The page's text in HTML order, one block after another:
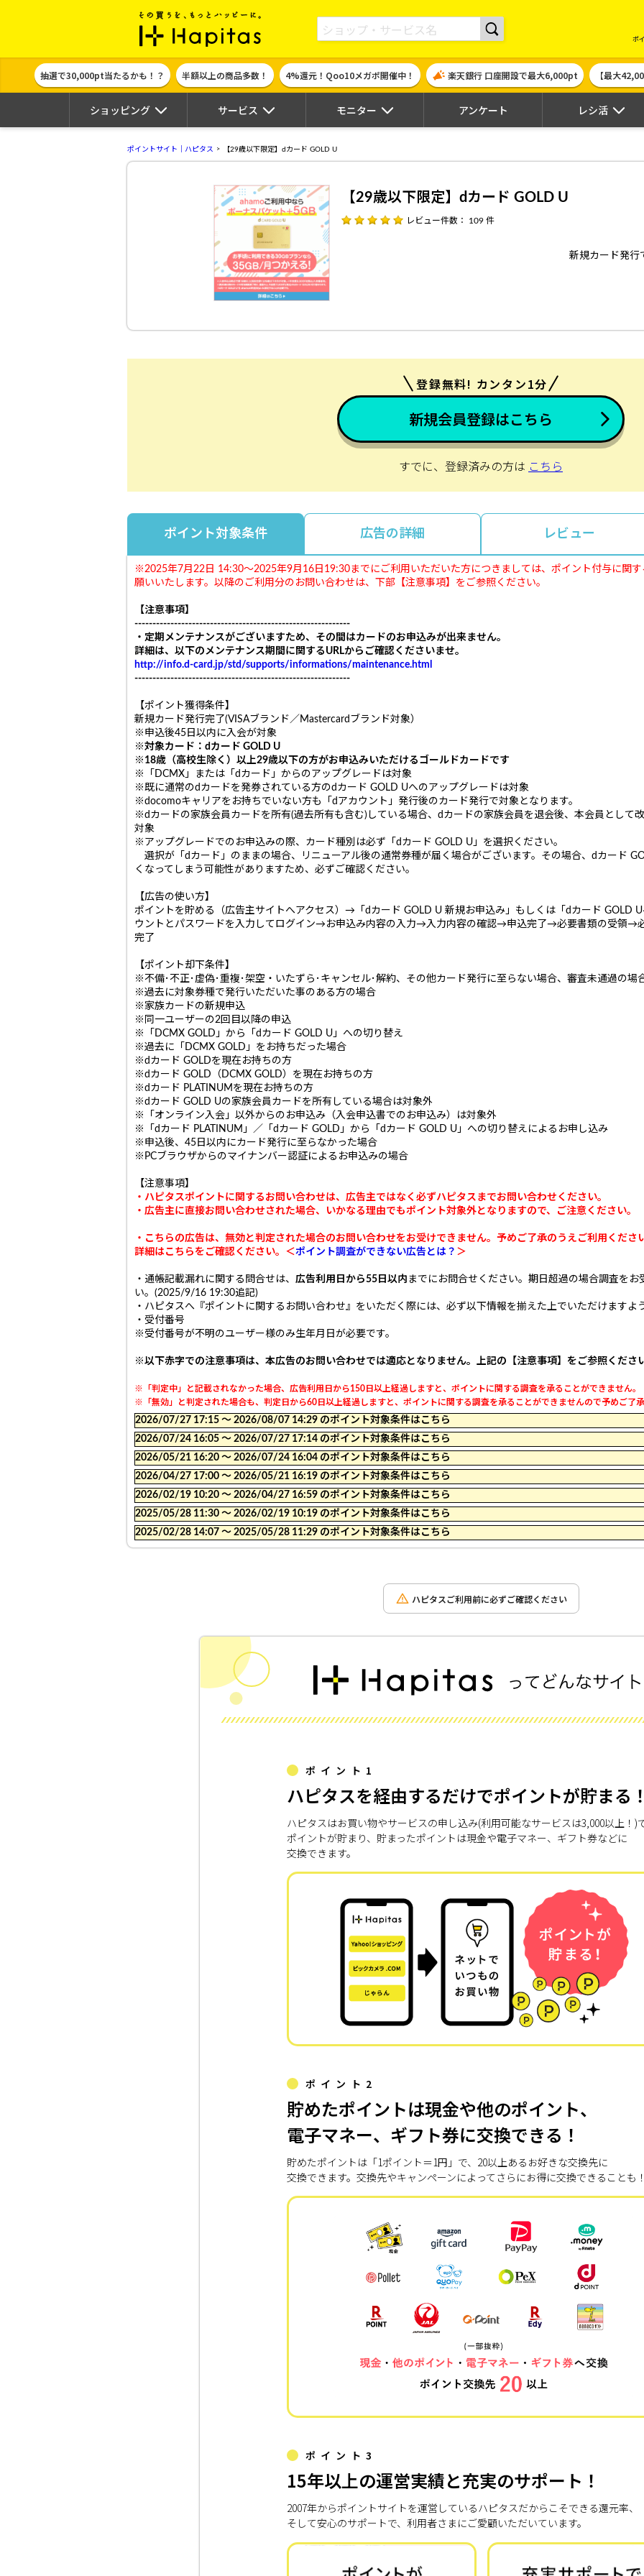
ポイント貯めて現金やギフト券に交換できるポイントサイト | ハピタス
ポ
抽選で30,000pt当たるかも！？ 半額以上の商品多数！ 4%還元！Qoo10メガポ開催中！ 楽天銀行 口座開設で最大6,000pt 【最大
ショッピング サービス モニター アンケート レシ活
ポイントサイト｜ハピタス 【29歳以下限定】dカード GOLD U
【29歳以下限定】dカード GOLD U
レビュー件数： 109 件
新規カード発行
登録無料! カンタン1分
新規会員登録はこちら
すでに、登録済みの方は こちら
ポイント対象条件 広告の詳細 レビュー
※2025年7月22日 14:30～2025年9月16日19:30までにご利用いただいた方につきましては、ポイント付与に関
願いいたします。以降のご利用分のお問い合わせは、下部【注意事項】をご参照ください。
【注意事項】
------------------------------------------------------------
・定期メンテナンスがございますため、その間はカードのお申込みが出来ません。
詳細は、以下のメンテナンス期間に関するURLからご確認くださいませ。
http://info.d-card.jp/std/supports/informations/maintenance.html
------------------------------------------------------------
【ポイント獲得条件】
新規カード発行完了(VISAブランド／Mastercardブランド対象）
※申込後45日以内に入会が対象
※対象カード：dカード GOLD U
※18歳（高校生除く）以上29歳以下の方がお申込みいただけるゴールドカードです
※「DCMX」または「dカード」からのアップグレードは対象
※既に通常のdカードを発券されている方のdカード GOLD Uへのアップグレードは対象
※docomoキャリアをお持ちでいない方も「dアカウント」発行後のカード発行で対象となります。
※dカードの家族会員カードを所有(過去所有も含む)している場合、dカードの家族会員を退会後、本会員として
対象
※アップグレードでのお申込みの際、カード種別は必ず「dカード GOLD U」を選択ください。
選択が「dカード」のままの場合、リニューアル後の通常券種が届く場合がございます。その場合、dカード
くなってしまう可能性がありますため、必ずご確認ください。
【広告の使い方】
ポイントを貯める（広告主サイトへアクセス）→「dカード GOLD U 新規お申込み」もしくは「dカード GOLD
ウントとパスワードを入力してログイン→お申込み内容の入力→入力内容の確認→申込完了→必要書類の受領
完了
【ポイント却下条件】
※不備･不正･虚偽･重複･架空・いたずら･キャンセル･解約、その他カード発行に至らない場合、審査未通過の場
※過去に対象券種で発行いただいた事のある方の場合
※家族カードの新規申込
※同一ユーザーの2回目以降の申込
※「DCMX GOLD」から「dカード GOLD U」への切り替え
※過去に「DCMX GOLD」をお持ちだった場合
※dカード GOLDを現在お持ちの方
※dカード GOLD（DCMX GOLD）を現在お持ちの方
※dカード PLATINUMを現在お持ちの方
※dカード GOLD Uの家族会員カードを所有している場合は対象外
※「オンライン入会」以外からのお申込み（入会申込書でのお申込み）は対象外
※「dカード PLATINUM」／「dカード GOLD」から「dカード GOLD U」への切り替えによるお申し込み
※申込後、45日以内にカード発行に至らなかった場合
※PCブラウザからのマイナンバー認証によるお申込みの場合
【注意事項】
・ハピタスポイントに関するお問い合わせは、広告主ではなく必ずハピタスまでお問い合わせください。
・広告主に直接お問い合わせされた場合、いかなる理由でもポイント対象外となりますので、ご注意ください。
・こちらの広告は、無効と判定された場合のお問い合わせをお受けできません。予めご了承のうえご利用くだ
詳細はこちらをご確認ください。＜ポイント調査ができない広告とは？ ＞
・通帳記載漏れに関する問合せは、 広告利用日から55日以内 までにお問合せください。期日超過の場合調査を
い。(2025/9/16 19:30追記)
・ハピタスへ『ポイントに関するお問い合わせ』をいただく際には、必ず以下情報を揃えた上でいただけますよ
・受付番号
※受付番号が不明のユーザー様のみ生年月日が必要です。
※以下赤字での注意事項は、本広告のお問い合わせでは適応となりません。上記の【注意事項】をご参照くださ
※「判定中」と記載されなかった場合、広告利用日から150日以上経過しますと、ポイントに関する調査を承ることができません。
※「無効」と判定された場合も、判定日から60日以上経過しますと、ポイントに関する調査を承ることができませんので予めご了
2026/07/27 17:15 〜 2026/08/07 14:29 のポイント対象条件はこちら
2026/07/24 16:05 〜 2026/07/27 17:14 のポイント対象条件はこちら
2026/05/21 16:20 〜 2026/07/24 16:04 のポイント対象条件はこちら
2026/04/27 17:00 〜 2026/05/21 16:19 のポイント対象条件はこちら
2026/02/19 10:20 〜 2026/04/27 16:59 のポイント対象条件はこちら
2025/05/28 11:30 〜 2026/02/19 10:19 のポイント対象条件はこちら
2025/02/28 14:07 〜 2025/05/28 11:29 のポイント対象条件はこちら
ハピタスご利用前に必ずご確認ください
ポイント1
ハピタスを経由するだけでポイントが貯まる
ハピタスはお買い物やサービスの申し込み(利用可能なサービスは3,000以上！)
ポイントが貯まり、貯まったポイントは現金や電子マネー、ギフト券などに
交換できます。
ポイント2
貯めたポイントは現金や他のポイント、
電子マネー、ギフト券に交換できる！
貯めたポイントは「1ポイント＝1円」で、20以上あるお好きな交換先に
交換できます。交換先やキャンペーンによってさらにお得に交換できることも
ポイント3
15年以上の運営実績と充実のサポート！
2007年からポイントサイトを運営しているハピタスだからこそできる還元率、
そして安心のサポートで、利用者さまにご愛顧いただいています。